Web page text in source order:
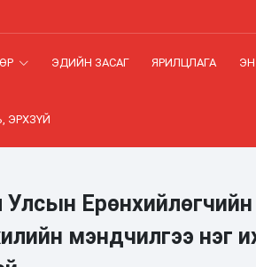
ЭДИЙН ЗАСАГ ЯРИЛЦЛАГА
ЭРХЗҮЙ
Ерөнхийлөгчийн
мэндчилгээ нэг